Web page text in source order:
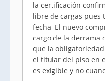
la certificación
libre de cargas pues
fecha. El nuevo
cargo de la derrama
que la
el titular del piso en
es exigible y no